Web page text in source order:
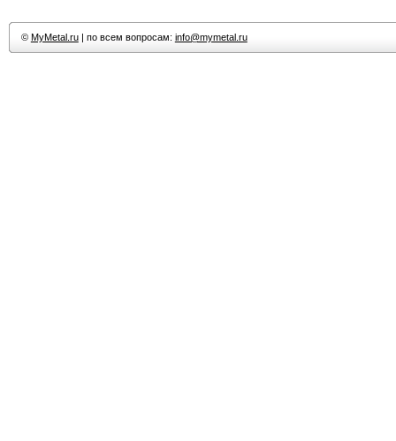
© MyMetal.ru| по всем вопросам: info@mymetal.ru